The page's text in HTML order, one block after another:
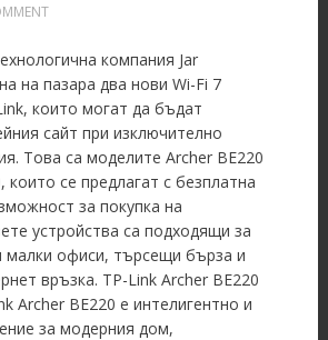
компания Jar
на пазара два нови Wi-Fi 7
които могат да бъдат
сайт при изключително
Това са моделите Archer BE220
които се предлагат с безплатна
за покупка на
устройства са подходящи за
малки офиси, търсещи бърза и
връзка. TP-Link Archer BE220
Archer BE220 е интелигентно и
за модерния дом,